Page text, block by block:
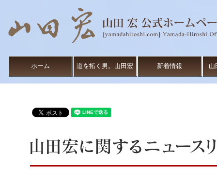
ホーム 道を拓く男。山田宏 新着情報 山